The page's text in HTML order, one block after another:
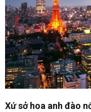
Xứ sở hoa anh đào